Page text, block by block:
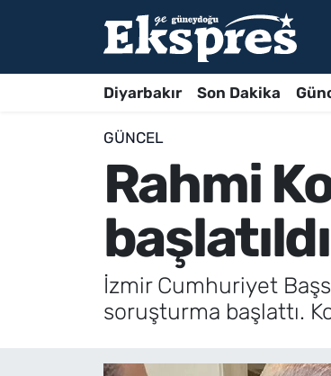
Diyarbakır Son Dakika
GÜNCEL
Rahmi
başlatıldı
İzmir Cumhuriyet
soruşturma başlattı.